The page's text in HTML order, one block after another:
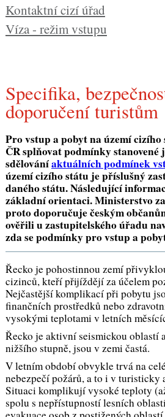
Kontaktní cizí úřad
Víza - režim vstupu
Specifika, bezpečnostní situace,
doporučení turistům
Pro vstup a pobyt na území
ČR splňovat podmínky stanovené
sdělováníaktuálních podmínek
území cizího státu je příslušný
daného státu. Následující
základní orientaci. Ministerstvo
proto doporučuje českým
ověřili u zastupitelského úřadu
zda se podmínky pro vstup a
Řecko je pohostinnou zemí
cizinců, kteří přijíždějí za účelem
Nejčastější komplikací při pobytu
finančních prostředků nebo
vysokými teplotami v letních
Řecko je aktivní seismickou oblastí
nižšího stupně, jsou v zemi častá.
V letním období obvykle trvá na
nebezpečí požárů, a to i v
Situaci komplikují vysoké teploty
spolu s nepřístupností lesních